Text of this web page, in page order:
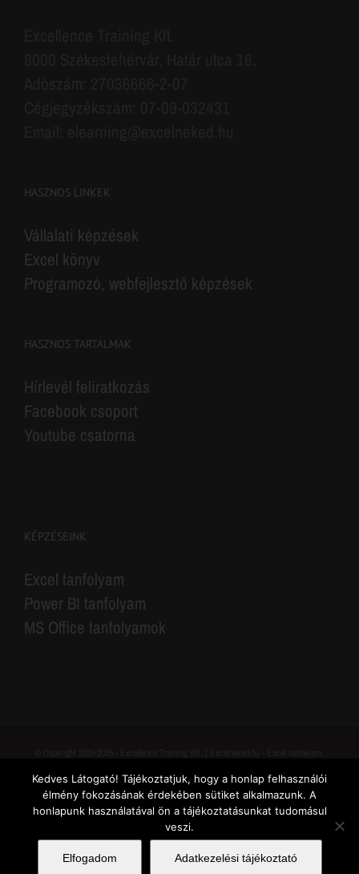
HASZNOS LINKEK
Vállalati képzések
Excel könyv
Programozó, webfejlesztő képzések
HASZNOS TARTALMAK
Hírlevél feliratkozás
Facebook csoport
Youtube csatorna
KÉPZÉSEINK
Excel tanfolyam
Power BI tanfolyam
MS Office tanfolyamok
Power BI tanfolyam, MS Office tanfolyamok
Adatvédelem| Felnőttképző nyilvántartási száma: B/2020/000094
YouTubePinterest
Kedves Látogató! Tájékoztatjuk, hogy a honlap felhasználói
élmény fokozásának érdekében sütiket alkalmazunk. A
honlapunk használatával ön a tájékoztatásunkat tudomásul
veszi.
Elfogadom Adatkezelési tájékoztató